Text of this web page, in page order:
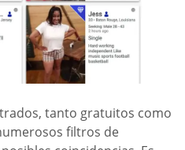
tanto gratuitos como
filtros de